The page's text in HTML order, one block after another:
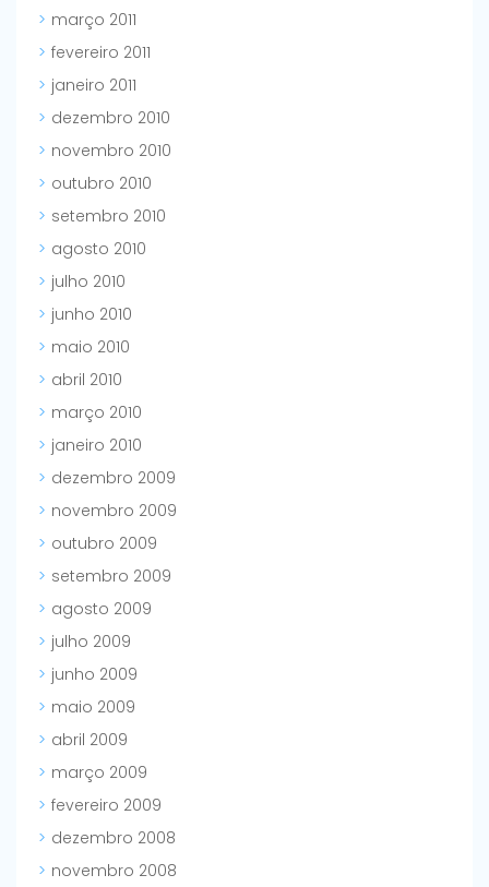
março 2011
fevereiro 2011
janeiro 2011
dezembro 2010
novembro 2010
outubro 2010
setembro 2010
agosto 2010
julho 2010
junho 2010
maio 2010
abril 2010
março 2010
janeiro 2010
dezembro 2009
novembro 2009
outubro 2009
setembro 2009
agosto 2009
julho 2009
junho 2009
maio 2009
abril 2009
março 2009
fevereiro 2009
dezembro 2008
novembro 2008